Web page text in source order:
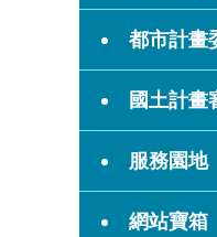
都市計畫
國土計畫
服務園地
網站寶箱